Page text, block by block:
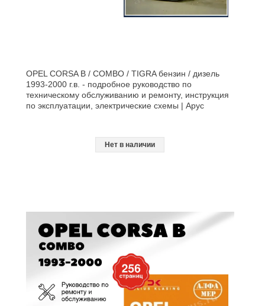
OPEL CORSA B / COMBO / TIGRA бензин / дизель
1993-2000 г.в. - подробное руководство по
техническому обслуживанию и ремонту, инструкция
по эксплуатации, электрические схемы | Арус
Нет в наличии